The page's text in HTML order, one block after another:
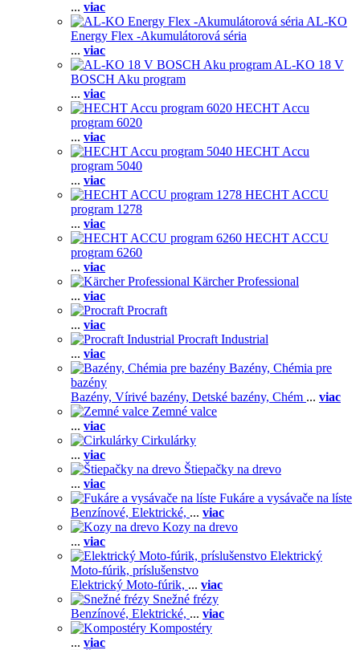
... viac
AL-KO
Energy Flex -Akumulátorová séria
... viac
AL-KO 18 V
BOSCH Aku program
... viac
HECHT Accu
program 6020
... viac
HECHT Accu
program 5040
... viac
HECHT ACCU
program 1278
... viac
HECHT ACCU
program 6260
... viac
Kärcher Professional
... viac
Procraft
... viac
Procraft Industrial
... viac
Bazény, Chémia pre
bazény
Bazény, Vírivé bazény, Detské bazény, Chém ... viac
Zemné valce
... viac
Cirkulárky
... viac
Štiepačky na drevo
... viac
Fukáre a vysávače na líste
Benzínové, Elektrické, ... viac
Kozy na drevo
... viac
Elektrický
Moto-fúrik, príslušenstvo
Elektrický Moto-fúrik, ... viac
Snežné frézy
Benzínové, Elektrické, ... viac
Kompostéry
... viac